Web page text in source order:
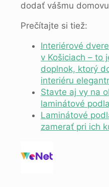
dodať vášmu
Prečítajte si tiež:
Interiérové
v Košiciach – to
doplnok, ktorý
interiéru
Stavte aj vy na
laminátové
Laminátové
zamerať pri ich